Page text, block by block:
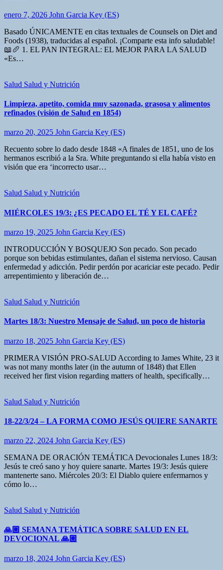
enero 7, 2026 John Garcia Key (ES)
Basado ÚNICAMENTE en citas textuales de Counsels on Diet and
Foods (1938), traducidas al español. ¡Comparte esta info saludable!
📖🥖 1. EL PAN INTEGRAL: EL MEJOR PARA LA SALUD
«Es…
Salud Salud y Nutrición
Limpieza, apetito, comida muy sazonada, grasosa y alimentos
refinados (visión de Salud en 1854)
marzo 20, 2025 John Garcia Key (ES)
Recuento sobre lo dado desde 1848 «A finales de 1851, uno de los
hermanos escribió a la Sra. White preguntando si ella había visto en
visión que era ‘incorrecto usar…
Salud Salud y Nutrición
MIÉRCOLES 19/3: ¿ES PECADO EL TÉ Y EL CAFÉ?
marzo 19, 2025 John Garcia Key (ES)
INTRODUCCIÓN Y BOSQUEJO Son pecado. Son pecado
porque son bebidas estimulantes, dañan el sistema nervioso. Causan
enfermedad y adicción. Pedir perdón por acariciar este pecado. Pedir
arrepentimiento y liberación de…
Salud Salud y Nutrición
Martes 18/3: Nuestro Mensaje de Salud, un poco de historia
marzo 18, 2025 John Garcia Key (ES)
PRIMERA VISIÓN PRO-SALUD According to James White, 23 it
was not many months later (in the autumn of 1848) that Ellen
received her first vision regarding matters of health, specifically…
Salud Salud y Nutrición
18-22/3/24 – LA FORMA COMO JESÚS QUIERE SANARTE
marzo 22, 2024 John Garcia Key (ES)
SEMANA DE ORACIÓN TEMÁTICA Devocionales Lunes 18/3:
Jesús te creó sano y hoy quiere sanarte. Martes 19/3: Jesús quiere
mantenerte sano. Miércoles 20/3: El Diablo quiere enfermarnos y
cómo lo…
Salud Salud y Nutrición
🙏🏼 SEMANA TEMÁTICA SOBRE SALUD EN EL
DEVOCIONAL 🙏🏼
marzo 18, 2024 John Garcia Key (ES)